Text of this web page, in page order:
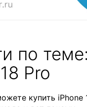
по теме:
Pro
купить iPhone